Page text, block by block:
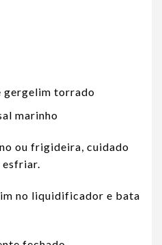
gergelim torrado
marinho
ou frigideira, cuidado
esfriar.
no liquidificador e bata